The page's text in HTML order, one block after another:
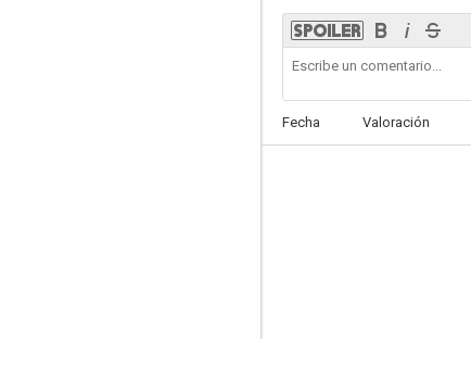
Fecha Valoración